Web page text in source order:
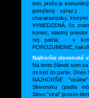
tom, prečo je
pomýlený výraz:)
charakteristiky,
VYMEDZENÁ, čo
koniec, vlastný
nej patria; - v
POROZUMENIE,
Najhoršie slovenské
Na tento článok som
mi tretí do partie. Dnes
NAJHORŠIE
Slovensku (podľa
Slovo "viral" prosím